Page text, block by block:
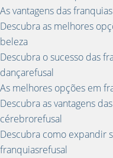
As vantagens das
Descubra as melhores
beleza
Descubra o sucesso das
dançarefusal
As melhores opções em
Descubra as vantagens
cérebrorefusal
Descubra como expandir
franquiasrefusal